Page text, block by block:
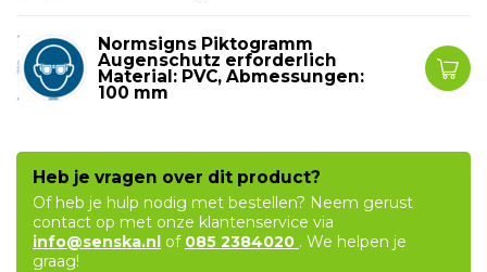
Normsigns Piktogramm
Augenschutz erforderlich
Material: PVC, Abmessungen:
100 mm
Heb je vragen over dit product?
Of heb je hulp nodig met bestellen? Neem gerust
contact op met onze klantenservice via
info@senska.nl of 085 2384020 . We helpen je
graag!